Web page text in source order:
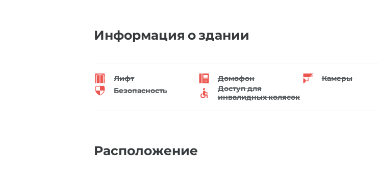
Информация о здании
Лифт Домофон
Камеры
Безопасность
Доступ для
инвалидных колясок
Расположение